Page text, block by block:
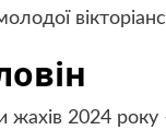
2024 року